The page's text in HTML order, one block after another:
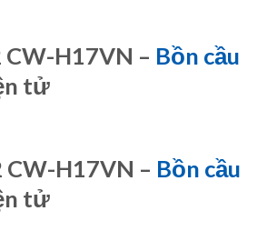
H17VN – Bồn cầu
tử
H17VN – Bồn cầu
tử